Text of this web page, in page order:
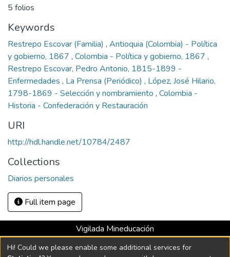
5 folios
Keywords
Restrepo Escovar (Familia) , Antioquia (Colombia) - Política
y gobierno, 1867 , Colombia - Política y gobierno, 1867 ,
Restrepo Escovar, Pedro Antonio, 1815-1899 -
Enfermedades , La Prensa (Periódico) , López, José Hilario,
1798-1869 - Selección y nombramiento , Colombia -
Historia - Confederación y Restauración
URI
http://hdl.handle.net/10784/2487
Collections
Diarios personales
Full item page
Vigilada Mineducación
Universidad con Acreditación Institucional hasta 2026 -
Resolución MEN 2158 de 2018
Hi! Could we please enable some additional services for